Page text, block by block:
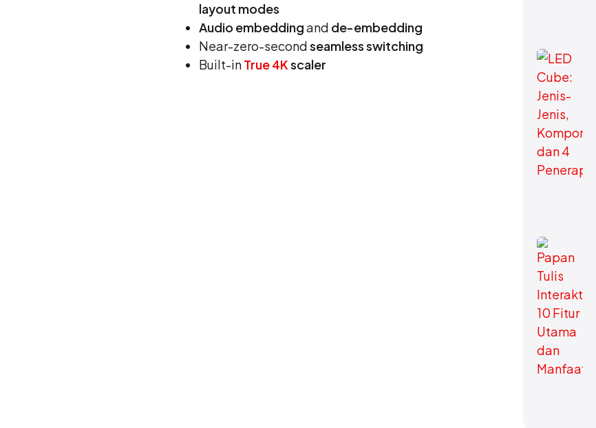
layout modes
Audio embeddingand de-embedding
Near-zero-secondseamless switching
Built-inTrue 4Kscaler